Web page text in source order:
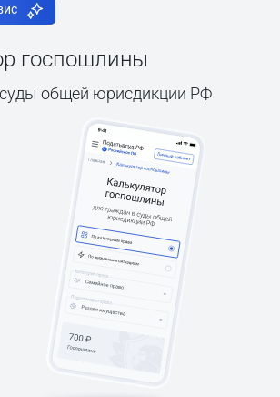
госпошлины
общей юрисдикции РФ